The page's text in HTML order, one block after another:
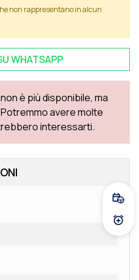
non rappresentano in alcun
WHATSAPP
è più disponibile, ma
avere molte
interessarti.